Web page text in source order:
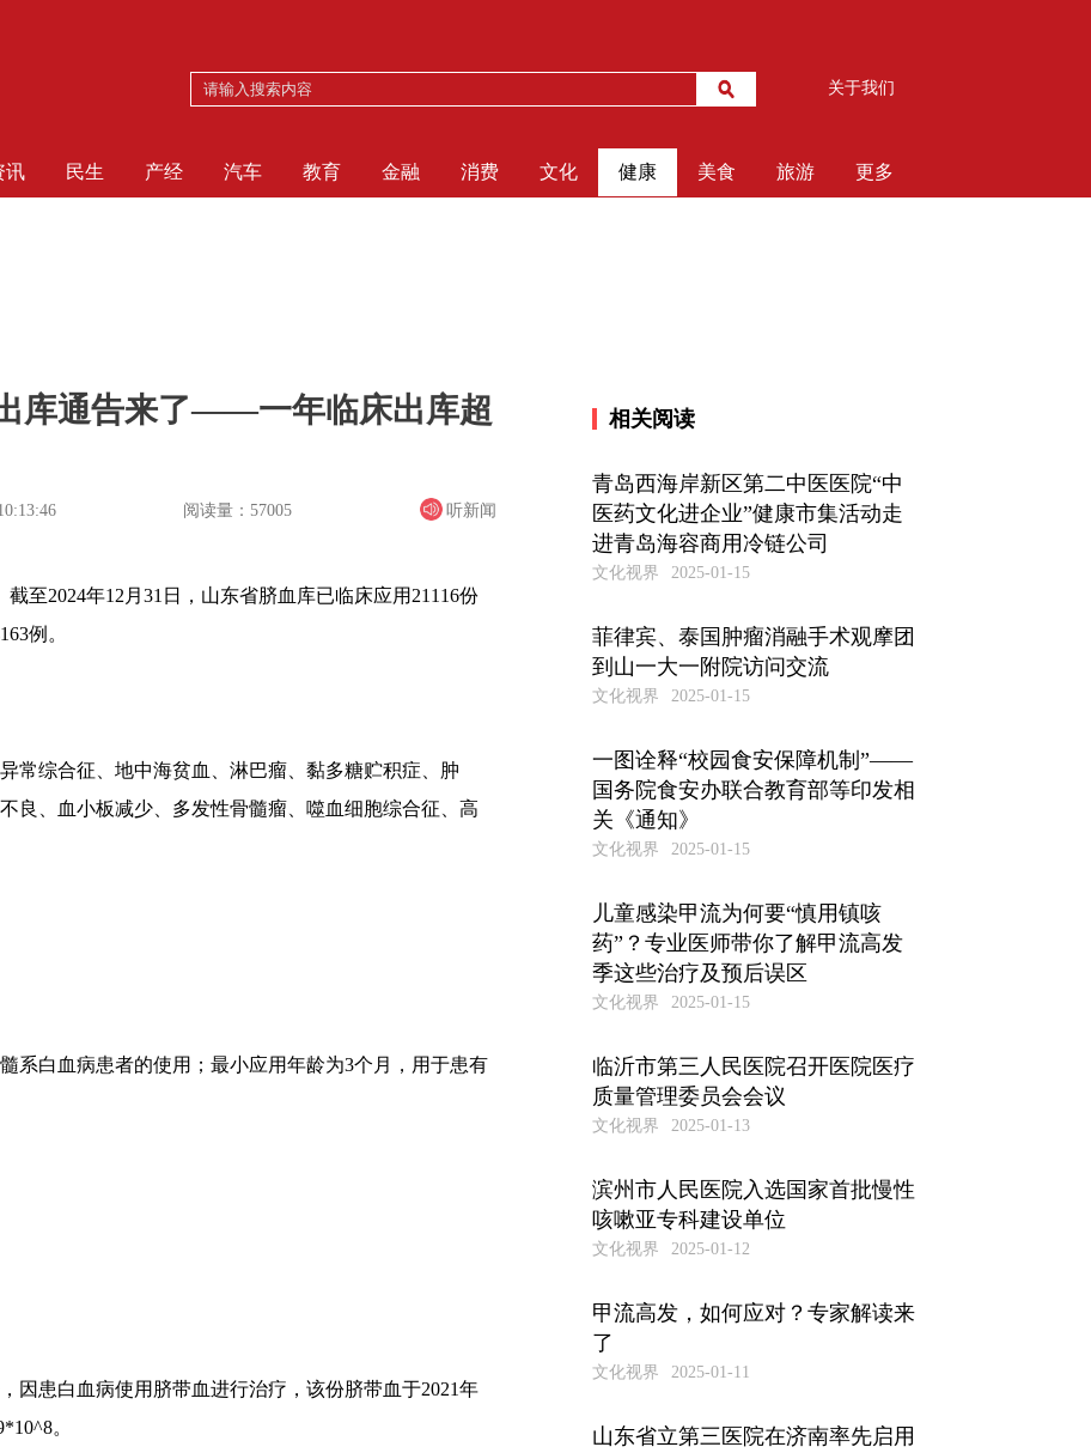
关于我们
讯 民生 产经 汽车 教育 金融 消费 文化 健康 美食 旅游 更多
库通告来了——一年临床出库超
阅读量：57005 听新闻
至2024年12月31日，山东省脐血库已临床应用21116份
例。
常综合征、地中海贫血、淋巴瘤、黏多糖贮积症、肿
良、血小板减少、多发性骨髓瘤、噬血细胞综合征、高
系白血病患者的使用； 最小应用年龄为3个月
，用于患有
因患白血病使用脐带血进行治疗，该份脐带血于2021年
。
相关阅读
青岛西海岸新区第二中医医院“中
医药文化进企业”健康市集活动走
进青岛海容商用冷链公司
文化视界 2025-01-15
菲律宾、泰国肿瘤消融手术观摩团
到山一大一附院访问交流
文化视界 2025-01-15
一图诠释“校园食安保障机制”——
国务院食安办联合教育部等印发相
关《通知》
文化视界 2025-01-15
儿童感染甲流为何要“慎用镇咳
药”？专业医师带你了解甲流高发
季这些治疗及预后误区
文化视界 2025-01-15
临沂市第三人民医院召开医院医疗
质量管理委员会会议
文化视界 2025-01-13
滨州市人民医院入选国家首批慢性
咳嗽亚专科建设单位
文化视界 2025-01-12
甲流高发，如何应对？专家解读来
了
文化视界 2025-01-11
山东省立第三医院在济南率先启用